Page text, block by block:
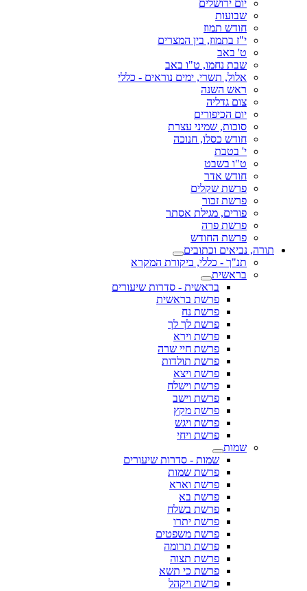
יום ירושלים
שבועות
חודש תמוז
י"ז בתמוז, בין המצרים
ט' באב
שבת נחמו, ט"ו באב
אלול, תשרי, ימים נוראים - כללי
ראש השנה
צום גדליה
יום הכיפורים
סוכות, שמיני עצרת
חודש כסלו, חנוכה
י' בטבת
ט"ו בשבט
חודש אדר
פרשת שקלים
פרשת זכור
פורים, מגילת אסתר
פרשת פרה
פרשת החודש
תורה, נביאים וכתובים
תנ"ך - כללי, ביקורת המקרא
בראשית
בראשית - סדרות שיעורים
פרשת בראשית
פרשת נח
פרשת לך לך
פרשת וירא
פרשת חיי שרה
פרשת תולדות
פרשת ויצא
פרשת וישלח
פרשת וישב
פרשת מקץ
פרשת ויגש
פרשת ויחי
שמות
שמות - סדרות שיעורים
פרשת שמות
פרשת וארא
פרשת בא
פרשת בשלח
פרשת יתרו
פרשת משפטים
פרשת תרומה
פרשת תצוה
פרשת כי תשא
פרשת ויקהל